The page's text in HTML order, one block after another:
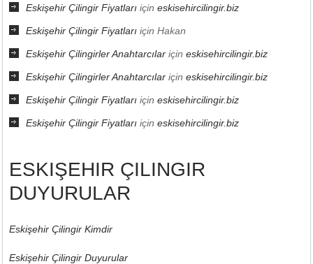
Eskişehir Çilingir Fiyatları içineskisehircilingir.biz
Eskişehir Çilingir Fiyatları içinHakan
Eskişehir Çilingirler Anahtarcılar içineskisehircilingir.biz
Eskişehir Çilingirler Anahtarcılar içineskisehircilingir.biz
Eskişehir Çilingir Fiyatları içineskisehircilingir.biz
Eskişehir Çilingir Fiyatları içineskisehircilingir.biz
ESKIŞEHIR ÇILINGIR
DUYURULAR
Eskişehir Çilingir Kimdir
Eskişehir Çilingir Duyurular